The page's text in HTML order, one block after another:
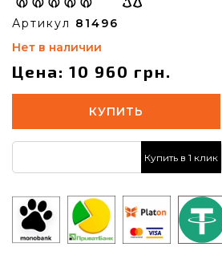
Артикул 81496
Нет в наличии
Цена: 10 960 грн.
КУПИТЬ
Купить в 1 клик